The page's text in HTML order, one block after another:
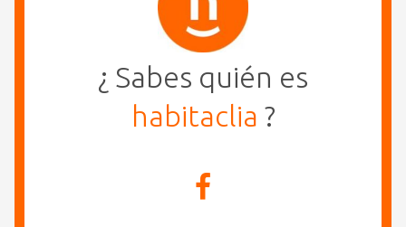
¿ Sabes quién es
habitaclia ?